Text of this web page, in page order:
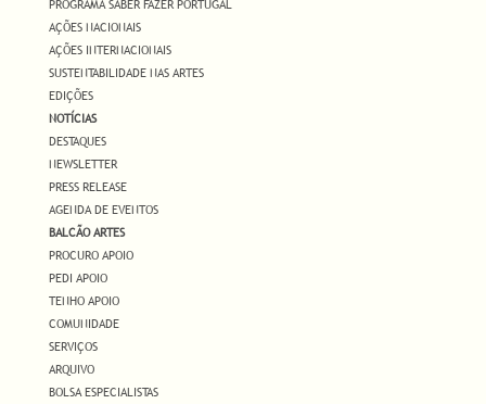
PROGRAMA SABER FAZER PORTUGAL
AÇÕES NACIONAIS
AÇÕES INTERNACIONAIS
SUSTENTABILIDADE NAS ARTES
EDIÇÕES
NOTÍCIAS
DESTAQUES
NEWSLETTER
PRESS RELEASE
AGENDA DE EVENTOS
BALCÃO ARTES
PROCURO APOIO
PEDI APOIO
TENHO APOIO
COMUNIDADE
SERVIÇOS
ARQUIVO
BOLSA ESPECIALISTAS